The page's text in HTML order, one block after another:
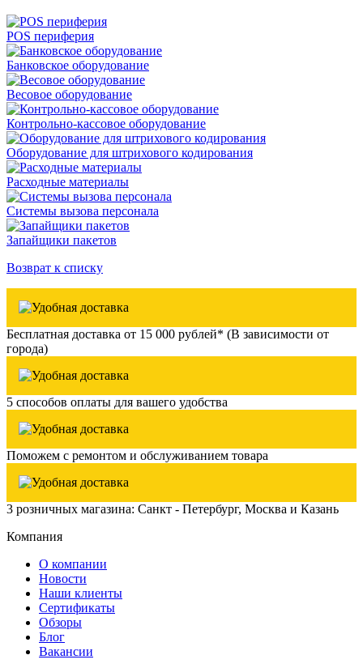
POS периферия
Банковское оборудование
Весовое оборудование
Контрольно-кассовое оборудование
Оборудование для штрихового кодирования
Расходные материалы
Системы вызова персонала
Запайщики пакетов
Возврат к списку
Бесплатная доставка от 15 000 рублей* (В зависимости от
города)
5 способов оплаты для вашего удобства
Поможем с ремонтом и обслуживанием товара
3 розничных магазина: Санкт - Петербург, Москва и Казань
Компания
О компании
Новости
Наши клиенты
Сертификаты
Обзоры
Блог
Вакансии